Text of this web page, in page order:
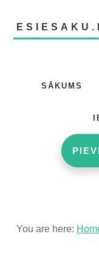
main
footer
SĀKUMS
You are here: